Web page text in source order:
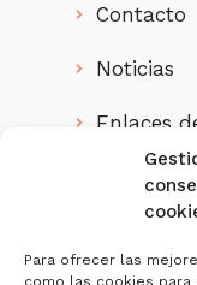
Para ofrecer las
como las cookies para
Contacto
Noticias
Enlaces
Quienes